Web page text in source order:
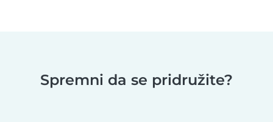
Spremni da se pridružite?